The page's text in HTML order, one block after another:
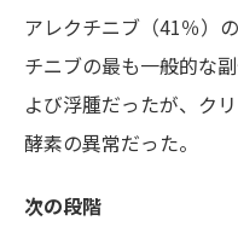
アレクチニブ（41％）
チニブの最も一般的な
よび浮腫だったが、ク
酵素の異常だった。
次の段階